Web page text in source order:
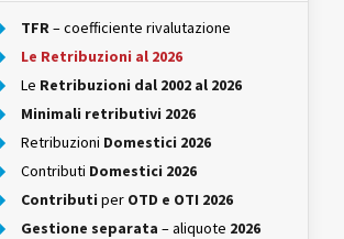
TFR– coefficiente rivalutazione
Le Retribuzioni al 2026
Le Retribuzioni dal 2002 al 2026
Minimali retributivi 2026
Retribuzioni Domestici 2026
Contributi Domestici 2026
Contributi per OTD e OTI 2026
Gestione separata – aliquote 2026